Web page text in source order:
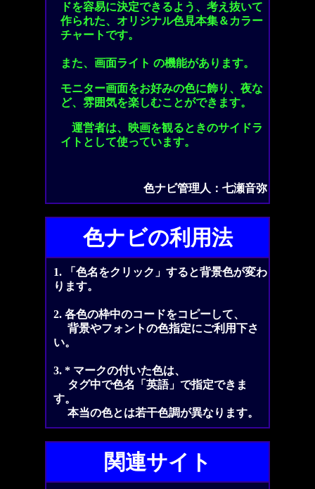
ドを容易に決定できるよう、考え抜いて
作られた、オリジナル色見本集＆カラー
チャートです。
また、画面ライト の機能があります。
モニター画面をお好みの色に飾り、夜な
ど、雰囲気を楽しむことができます。
運営者は、映画を観るときのサイドラ
イトとして使っています。
色ナビ管理人：七瀬音弥
色ナビの利用法
1. 「色名をクリック」すると背景色が変わ
ります。
2. 各色の枠中のコードをコピーして、
背景やフォントの色指定にご利用下さ
い。
3. * マークの付いた色は、
タグ中で色名「英語」で指定できま
す。
本当の色とは若干色調が異なります。
関連サイト